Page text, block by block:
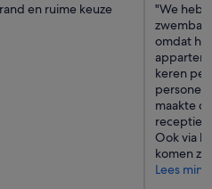
en ruime keuze
"We
omdat
keren
maakte
receptie
Ook via
komen
Lees